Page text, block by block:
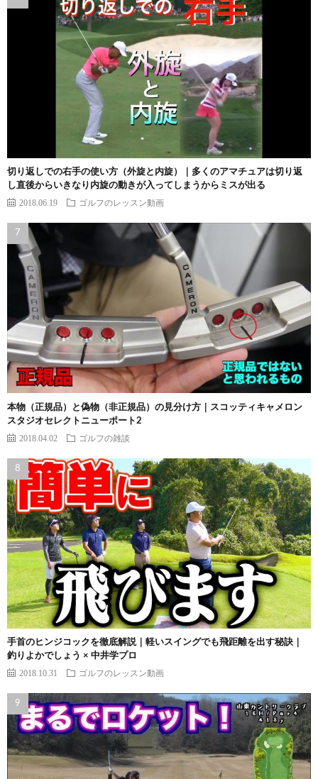
切り返しでの右手の使い方（外旋と内旋）｜多くのアマチュアは切り返
し直後からいきなり内旋の動きが入ってしまうからミスが出る
2018.06.19 ゴルフのレッスン動画
本物（正規品）と偽物（非正規品）の見分け方｜スコッティキャメロン
スタジオセレクトニューポート2
2018.04.02 ゴルフの雑談
手首のヒンジコックを徹底解説｜軽いスイングでも飛距離を出す秘訣｜
釣りよかでしょう × 中井学プロ
2018.10.31 ゴルフのレッスン動画